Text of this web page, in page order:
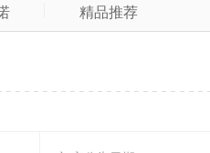
精品推荐